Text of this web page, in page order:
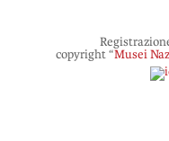
copyright “Musei